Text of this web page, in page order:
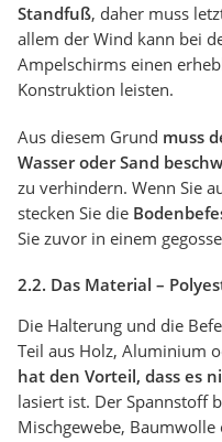
Standfuß, daher muss
allem der Wind kann bei
Ampelschirms einen
Konstruktion leisten.
Aus diesem Grund muss
Wasser oder Sand
zu verhindern. Wenn Sie
stecken Sie die
Sie zuvor in einem
2.2. Das Material –
Die Halterung und die
Teil aus Holz, Aluminium
hat den Vorteil, dass es
lasiert ist. Der Spannstoff
Mischgewebe, Baumwolle